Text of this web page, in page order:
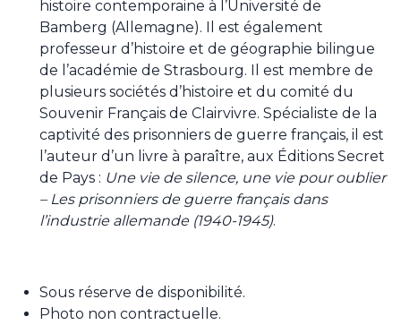
histoire contemporaine à l’Université de
Bamberg (Allemagne). Il est également
professeur d’histoire et de géographie bilingue
de l’académie de Strasbourg. Il est membre de
plusieurs sociétés d’histoire et du comité du
Souvenir Français de Clairvivre. Spécialiste de la
captivité des prisonniers de guerre français, il est
l’auteur d’un livre à paraître, aux Éditions Secret
de Pays : Une vie de silence, une vie pour oublier
– Les prisonniers de guerre français dans
l’industrie allemande (1940-1945).
Sous réserve de disponibilité.
Photo non contractuelle.